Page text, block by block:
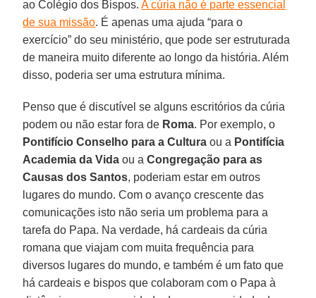
ao Colégio dos Bispos.A cúria não é parte essencial
de sua missão. É apenas uma ajuda “para o
exercício” do seu ministério, que pode ser estruturada
de maneira muito diferente ao longo da história. Além
disso, poderia ser uma estrutura mínima.
Penso que é discutível se alguns escritórios da cúria
podem ou não estar fora de Roma. Por exemplo, o
Pontifício Conselho para a Cultura ou a Pontifícia
Academia da Vida ou aCongregação para as
Causas dos Santos, poderiam estar em outros
lugares do mundo. Com o avanço crescente das
comunicações isto não seria um problema para a
tarefa do Papa. Na verdade, há cardeais da cúria
romana que viajam com muita frequência para
diversos lugares do mundo, e também é um fato que
há cardeais e bispos que colaboram com o Papa à